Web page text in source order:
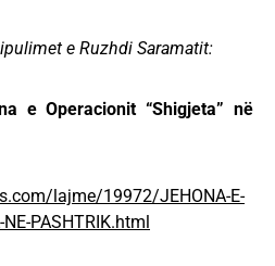
e Ruzhdi Saramatit:
e Operacionit “Shigjeta” në
lajme/19972/JEHONA-E-
NE-PASHTRIK.html